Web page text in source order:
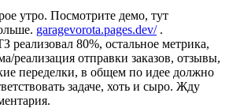
утро. Посмотрите демо, тут
garagevorota.pages.dev/.
реализовал 80%, остальное метрика,
реализация отправки заказов, отзывы,
переделки, в общем по идее должно
задаче, хоть и сыро. Жду